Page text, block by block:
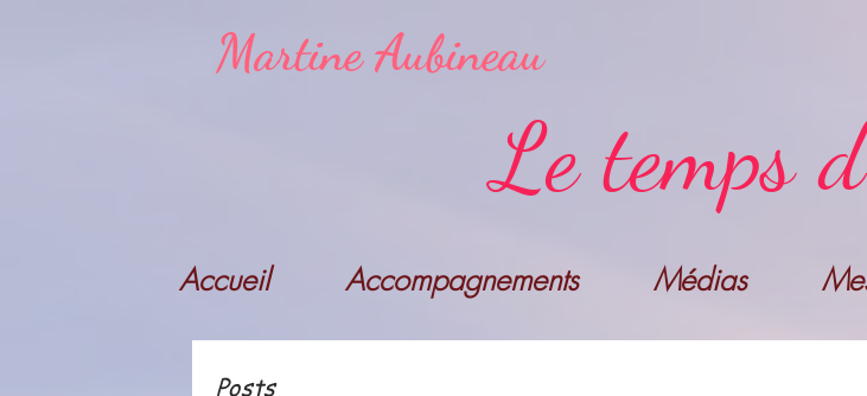
Martine Aubineau
Le temps
Accueil Accompagnements Médias
Posts